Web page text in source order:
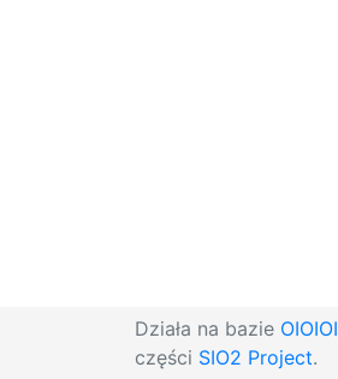
Działa na bazie OIOIOI
części SIO2 Project.